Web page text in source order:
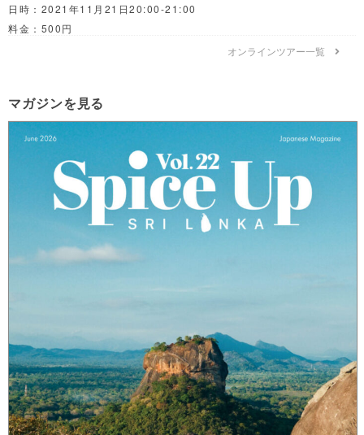
日時：2021年11月21日20:00-21:00
料金：500円
オンラインツアー一覧
マガジンを見る